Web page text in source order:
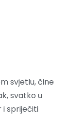
svjetlu, čine
svatko u
spriječiti